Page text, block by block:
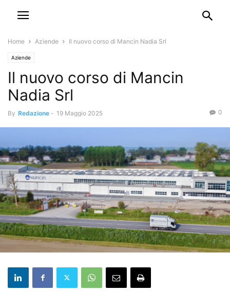
Home Aziende Il nuovo corso di Mancin Nadia Srl
Aziende
Il nuovo corso di Mancin
Nadia Srl
By Redazione - 19 Maggio 2025 0